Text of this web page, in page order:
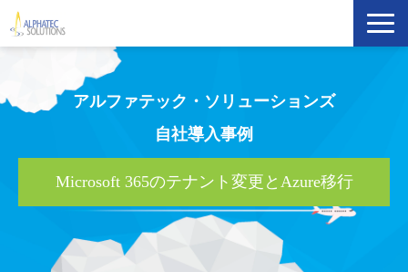
製品・ソリューション
イベント・セミナー
アルファテック・ソリューションズ
自社導入事例
Microsoft 365のテナント変更とAzure移行